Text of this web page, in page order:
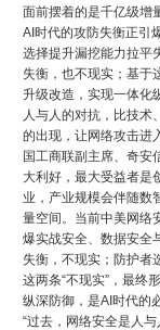
面前摆着的是千亿级增
AI时代的攻防失衡正引
选择提升漏挖能力拉平
失衡，也不现实；基于
升级改造，实现一体化
人与人的对抗，比技术
的出现，让网络攻击进
国工商联副主席、奇安
大利好，最大受益者是
业，产业规模会伴随数
量空间。当前中美网络
爆实战安全、数据安全
失衡，不现实；防护者
这两条“不现实”，最终
纵深防御，是AI时代的
“过去，网络安全是人